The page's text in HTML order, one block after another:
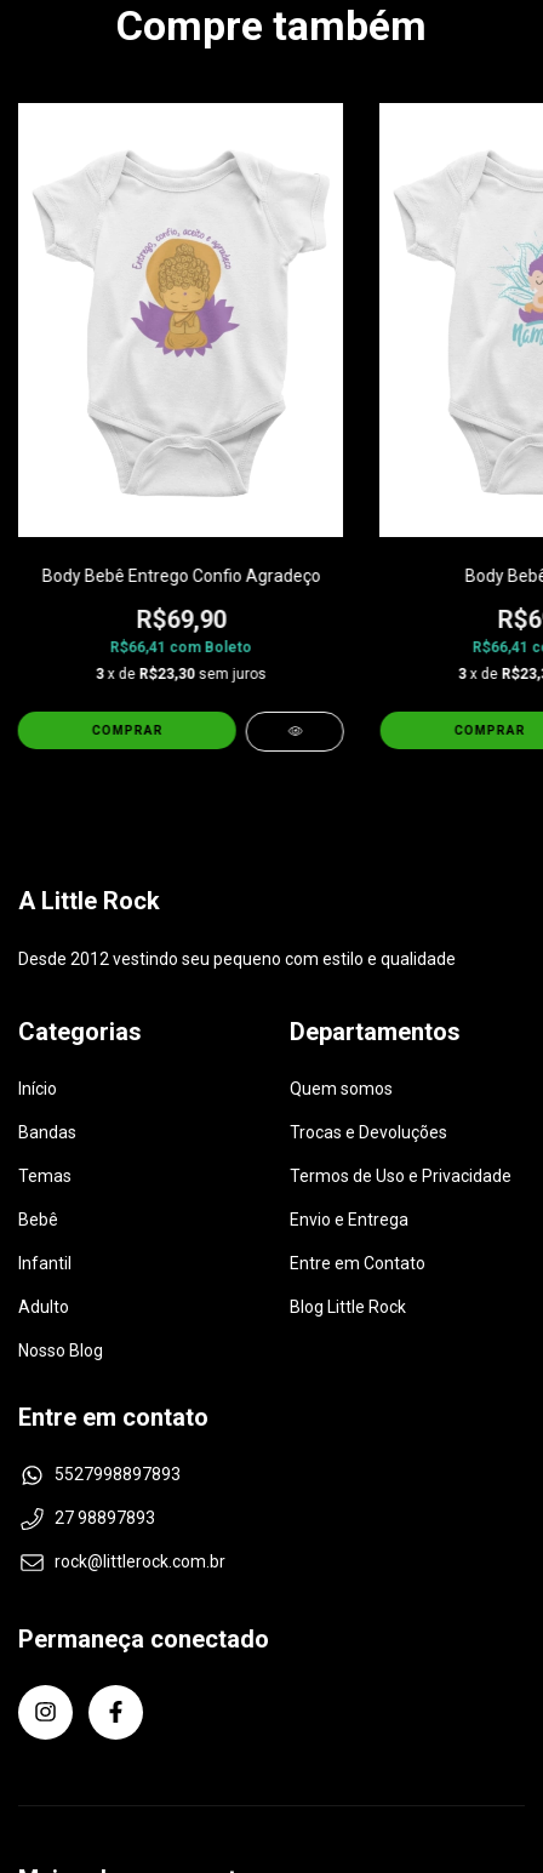
Compre também
Body Bebê Entrego Confio Agradeço
R$69,90
R$66,41 com Boleto
3 x de R$23,30 sem juros
COMPRAR
Body
R$66,41
3 x de
COMPRAR
A Little Rock
Desde 2012 vestindo seu pequeno com estilo e qualidade
Categorias
Início
Bandas
Temas
Bebê
Infantil
Adulto
Nosso Blog
Departamentos
Quem somos
Trocas e Devoluções
Termos de Uso e Privacidade
Envio e Entrega
Entre em Contato
Blog Little Rock
Entre em contato
5527998897893
27 98897893
rock@littlerock.com.br
Permaneça conectado